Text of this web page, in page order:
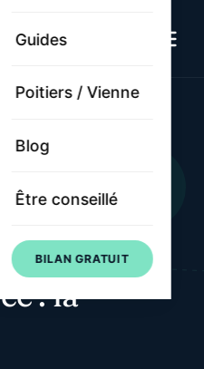
Guides
Poitiers / Vienne
Blog
Être conseillé
BILAN GRATUIT
: la transition
· PUBLIÉ LE
JUILLET 2026
#RECONVERSION
: la